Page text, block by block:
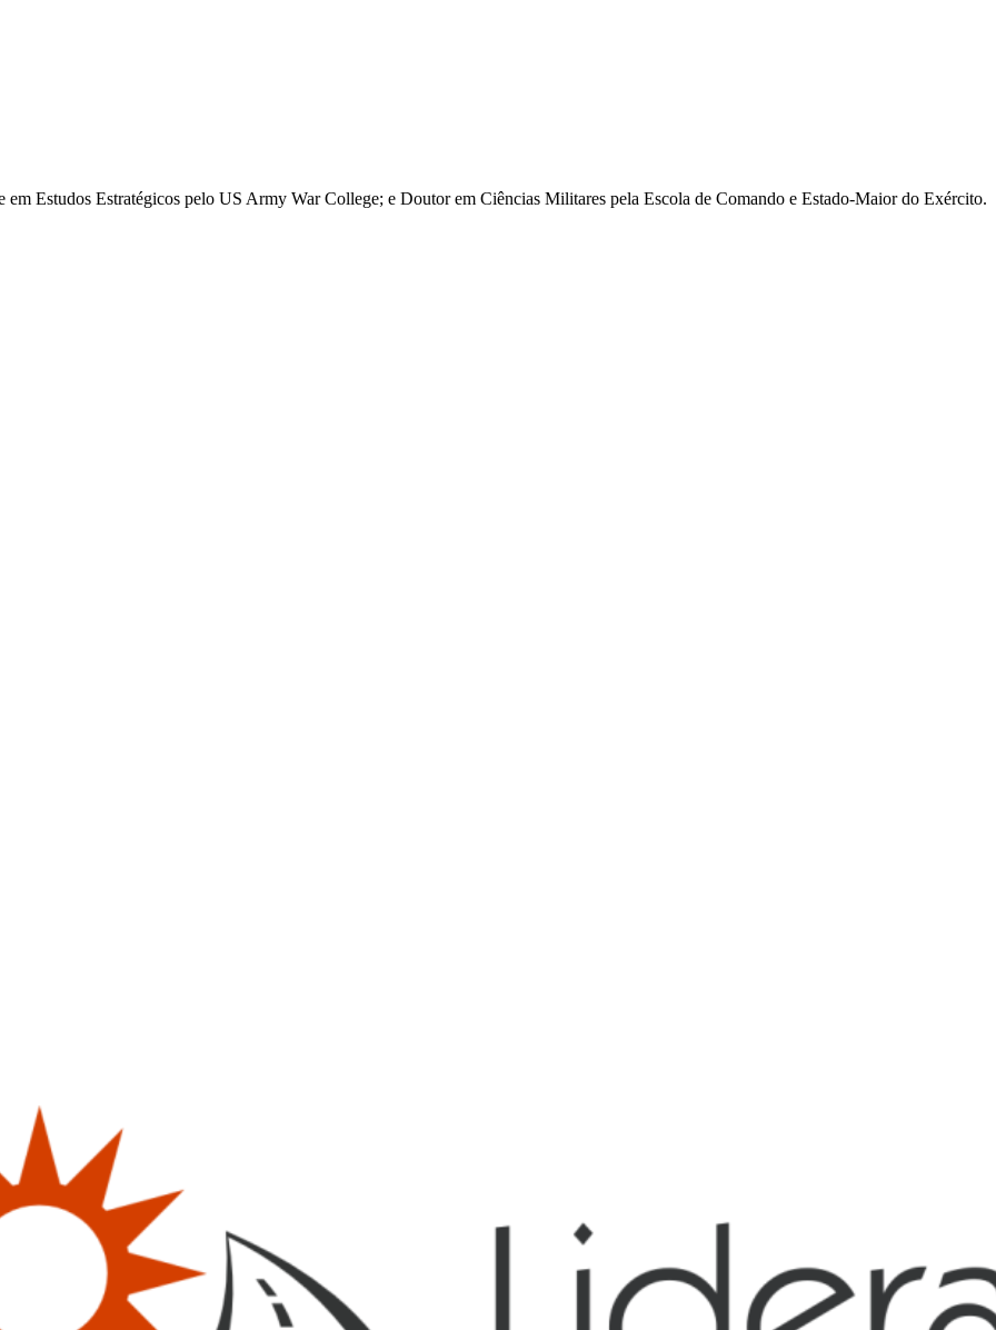
Estudos Estratégicos pelo US Army War College; e Doutor em Ciências Militares pela Escola de Comando e Estado-Maior do Exército.